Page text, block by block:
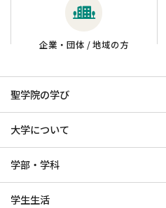
企業・団体 / 地域の方
聖学院の学び
大学について
学部・学科
学生生活